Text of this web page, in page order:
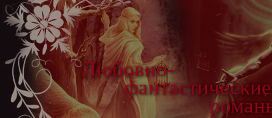
Любовно-
фантастические